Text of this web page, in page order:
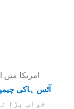
امریکا میں
آئس ہاکی
خواب بڑا